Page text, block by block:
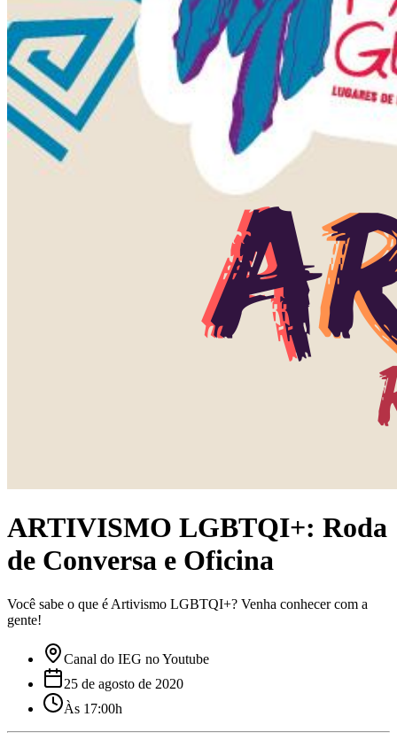
ARTIVISMO LGBTQI+: Roda
de Conversa e Oficina
Você sabe o que é Artivismo LGBTQI+? Venha conhecer com a
gente!
Canal do IEG no Youtube
25 de agosto de 2020
Às 17:00h